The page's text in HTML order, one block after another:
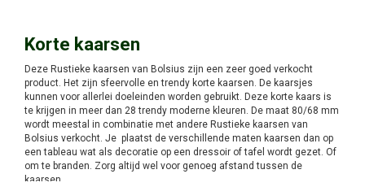
Korte kaarsen
Deze Rustieke kaarsen van Bolsius zijn een zeer goed verkocht
product. Het zijn sfeervolle en trendy korte kaarsen. De kaarsjes
kunnen voor allerlei doeleinden worden gebruikt. Deze korte kaars is
te krijgen in meer dan 28 trendy moderne kleuren. De maat 80/68 mm
wordt meestal in combinatie met andere Rustieke kaarsen van
Bolsius verkocht. Je plaatst de verschillende maten kaarsen dan op
een tableau wat als decoratie op een dressoir of tafel wordt gezet. Of
om te branden. Zorg altijd wel voor genoeg afstand tussen de
kaarsen.